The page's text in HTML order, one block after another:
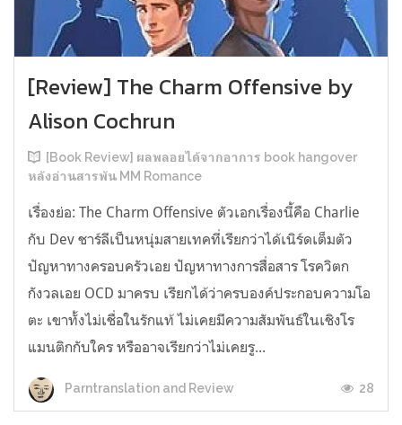
[Review] The Charm Offensive by
Alison Cochrun
[Book Review] ผลพลอยได้จากอาการ book hangover
หลังอ่านสารพัน MM Romance
เรื่องย่อ: The Charm Offensive ตัวเอกเรื่องนี้คือ Charlie
กับ Dev ชาร์ลีเป็นหนุ่มสายเทคที่เรียกว่าได้เนิร์ดเต็มตัว
ปัญหาทางครอบครัวเอย ปัญหาทางการสื่อสาร โรควิตก
กังวลเอย OCD มาครบ เรียกได้ว่าครบองค์ประกอบความโอ
ตะ เขาทั้งไม่เชื่อในรักแท้ ไม่เคยมีความสัมพันธ์ในเชิงโร
แมนติกกับใคร หรืออาจเรียกว่าไม่เคยรู...
Parntranslation and Review 28